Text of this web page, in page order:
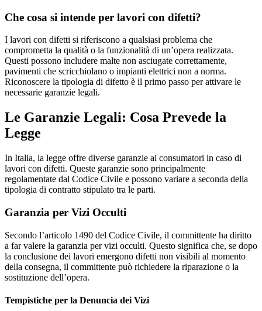
Che cosa si intende per lavori con difetti?
I lavori con difetti si riferiscono a qualsiasi problema che
comprometta la qualità o la funzionalità di un’opera realizzata.
Questi possono includere malte non asciugate correttamente,
pavimenti che scricchiolano o impianti elettrici non a norma.
Riconoscere la tipologia di difetto è il primo passo per attivare le
necessarie garanzie legali.
Le Garanzie Legali: Cosa Prevede la
Legge
In Italia, la legge offre diverse garanzie ai consumatori in caso di
lavori con difetti. Queste garanzie sono principalmente
regolamentate dal Codice Civile e possono variare a seconda della
tipologia di contratto stipulato tra le parti.
Garanzia per Vizi Occulti
Secondo l’articolo 1490 del Codice Civile, il committente ha diritto
a far valere la garanzia per vizi occulti. Questo significa che, se dopo
la conclusione dei lavori emergono difetti non visibili al momento
della consegna, il committente può richiedere la riparazione o la
sostituzione dell’opera.
Tempistiche per la Denuncia dei Vizi